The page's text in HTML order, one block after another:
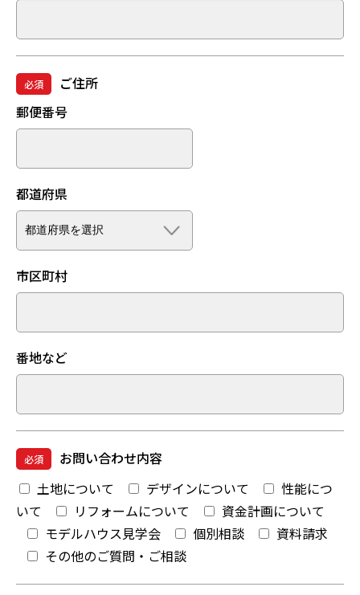
必須
ご住所
郵便番号
都道府県
市区町村
番地など
必須
お問い合わせ内容
土地について
デザインについて
性能につ
いて
リフォームについて
資金計画について
モデルハウス見学会
個別相談
資料請求
その他のご質問・ご相談